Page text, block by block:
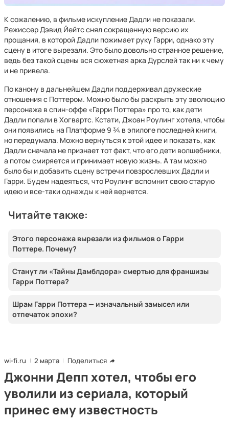
К сожалению, в фильме искупление Дадли не показали.
Режиссер Дэвид Йейтс снял сокращенную версию их
прощания, в которой Дадли пожимает руку Гарри, однако эту
сцену в итоге вырезали. Это было довольно странное решение,
ведь без такой сцены вся сюжетная арка Дурслей так ни к чему
и не привела.
По канону в дальнейшем Дадли поддерживал дружеские
отношения с Поттером. Можно было бы раскрыть эту эволюцию
персонажа в спин-оффе «Гарри Поттера» про то, как дети
Дадли попали в Хогвартс. Кстати, Джоан Роулинг хотела, чтобы
они появились на Платформе 9 ¾ в эпилоге последней книги,
но передумала. Можно вернуться к этой идее и показать, как
Дадли сначала не признает тот факт, что его дети волшебники,
а потом смиряется и принимает новую жизнь. А там можно
было бы и добавить сцену встречи повзрослевших Дадли и
Гарри. Будем надеяться, что Роулинг вспомнит свою старую
идею и все-таки однажды к ней вернется.
Читайте также:
Этого персонажа вырезали из фильмов о Гарри
Поттере. Почему?
Станут ли «Тайны Дамблдора» смертью для франшизы
Гарри Поттера?
Шрам Гарри Поттера — изначальный замысел или
отпечаток эпохи?
wi-fi.ru 2 марта Поделиться
Джонни Депп хотел, чтобы его
уволили из сериала, который
принес ему известность